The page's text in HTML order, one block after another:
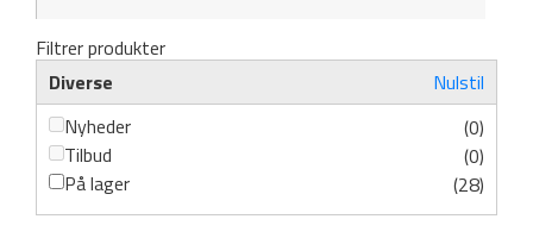
Filtrer produkter
Diverse
Nulstil
Nyheder
(0)
Tilbud
(0)
På lager
(28)